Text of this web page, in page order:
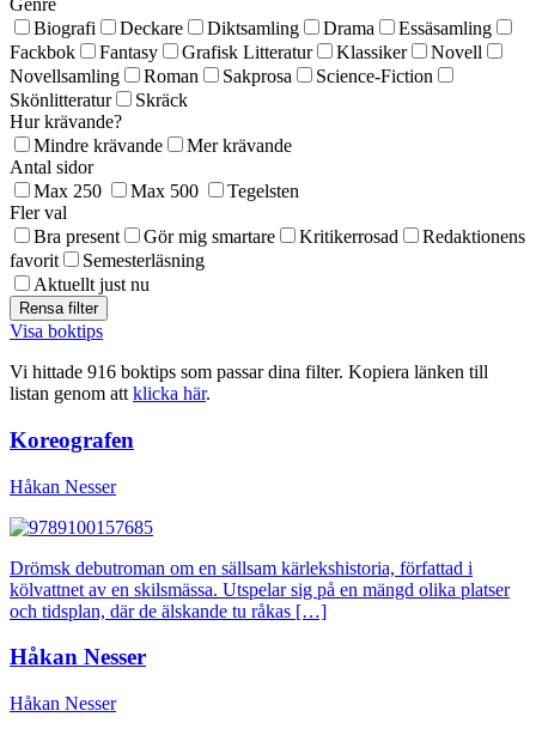
Genre
Biografi
Deckare Diktsamling Drama
Essäsamling
Fackbok
Fantasy Grafisk Litteratur Klassiker
Novell
Novellsamling
Roman Sakprosa
Science-Fiction
Skönlitteratur
Skräck
Hur krävande?
Mindre krävande
Mer krävande
Antal sidor
Max 250
Max 500
Tegelsten
Fler val
Bra present
Gör mig smartare Kritikerrosad
Redaktionens
favorit
Semesterläsning
Aktuellt just nu
Visa boktips
Vi hittade 916 boktips som passar dina filter. Kopiera länken till
listan genom att klicka här.
Koreografen
Håkan Nesser
Drömsk debutroman om en sällsam kärlekshistoria, författad i
kölvattnet av en skilsmässa. Utspelar sig på en mängd olika platser
och tidsplan, där de älskande tu råkas […]
Håkan Nesser
Håkan Nesser